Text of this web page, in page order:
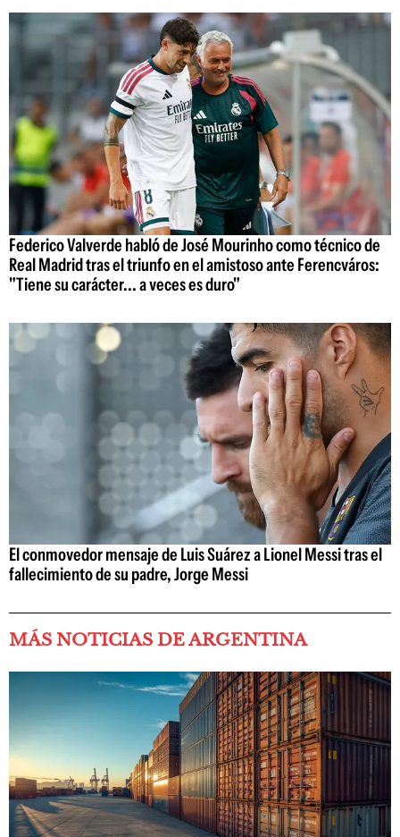
Federico Valverde habló de José Mourinho como técnico de
Real Madrid tras el triunfo en el amistoso ante Ferencváros:
"Tiene su carácter... a veces es duro"
El conmovedor mensaje de Luis Suárez a Lionel Messi tras el
fallecimiento de su padre, Jorge Messi
MÁS NOTICIAS DE ARGENTINA